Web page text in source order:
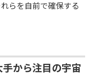
らを自前で確保する
から注目の宇宙